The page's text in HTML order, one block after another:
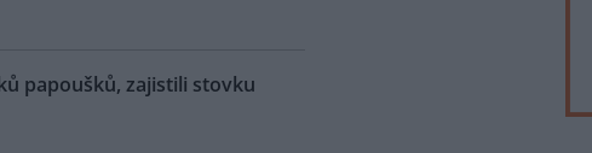
papoušků, zajistili stovku